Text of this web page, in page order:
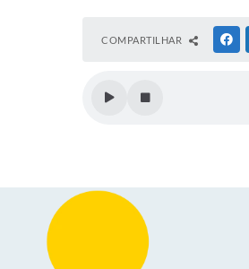
COMPARTILHAR